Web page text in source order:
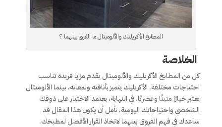
المطابخ الأكريليك والألوميتال ما الفرق بينهما ؟
الخلاصة
كل من المطابخ الأكريليك والألوميتال يقدم مزايا فريدة تناسب
احتياجات مختلفة. الأكريليك يتميز بأناقته ولمعانه، بينما الألوميتال
يعتبر خيارًا متينًا وعصريًا. في النهاية، يعتمد الاختيار على ذوقك
الشخصي واحتياجاتك اليومية. نأمل أن يكون هذا المقال قد
ساعدك في فهم الفروق بينهما لاتخاذ القرار الأفضل لمطبخك.